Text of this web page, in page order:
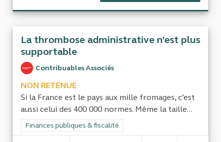
La thrombose administrative n’est plus
supportable
Contribuables Associés
NON RETENUE
Si la France est le pays aux mille fromages, c’est
aussi celui des 400 000 normes. Même la taille...
Filtrer les résultats de la catégorie : Finances publiques &
Finances publiques & fiscalité